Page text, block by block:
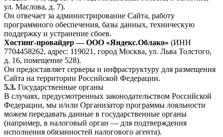
ул. Маслова, д. 7).
Он отвечает за администрирование Сайта, работу
программного обеспечения, базы данных, техническую
поддержку и устранение сбоев.
Хостинг-провайдер — ООО «Яндекс.Облако» (ИНН
7704458262, адрес: 119021, город Москва, ул. Льва Толстого,
д. 16, помещение 528).
Он предоставляет серверы и инфраструктуру для размещения
Сайта на территории Российской Федерации.
5.3. Государственные органы
В случаях, предусмотренных законодательством Российской
Федерации, мы и/или Организатор программы лояльности
можем передавать данные в государственные органы
(например, в налоговый орган — для подтверждения
исполнения обязанностей налогового агента).